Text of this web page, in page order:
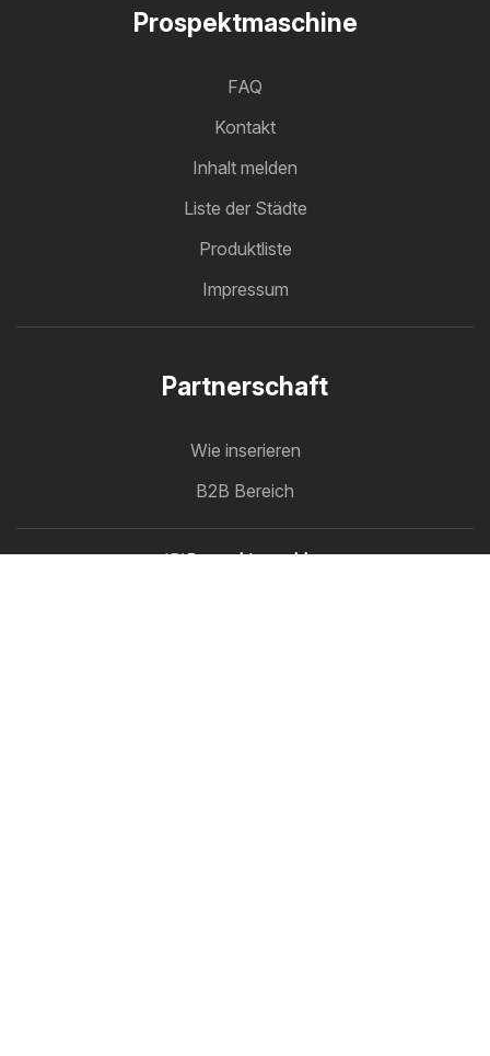
Prospektmaschine
FAQ
Kontakt
Inhalt melden
Liste der Städte
Produktliste
Impressum
Partnerschaft
Wie inserieren
B2B Bereich